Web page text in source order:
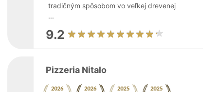
tradičným spôsobom vo veľkej drevenej
...
9.2
Pizzeria Nitalo